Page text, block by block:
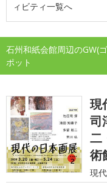
ィビティ一覧へ
石州和紙会館周辺のGW(
ポット
現
司
二
術
現